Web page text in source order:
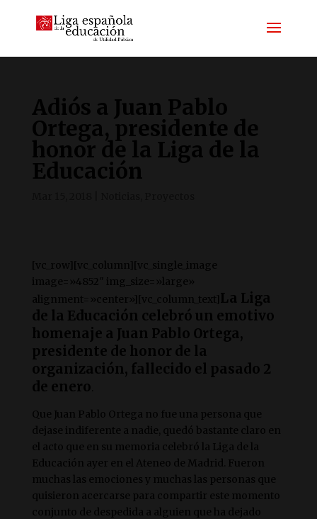
Adiós a Juan Pablo
Ortega, presidente de
honor de la Liga de la
Educación
[vc_row][vc_column][vc_single_image
image=»4852″ img_size=»large»
alignment=»center»][vc_column_text]La Liga
de la Educación celebró un emotivo
homenaje a Juan Pablo Ortega,
presidente de honor de la
organización, fallecido el pasado 2
de enero
Que Juan Pablo Ortega no fue una persona que
dejase indiferente a nadie, quedó bastante claro en
el acto que en su memoria celebró la Liga de la
Educación ayer en el Ateneo de Madrid. Fueron
muchas las emociones y muchas las personas que
quisieron acercarse para compartir este momento
conjunto de despedida a alguien que ha dejado